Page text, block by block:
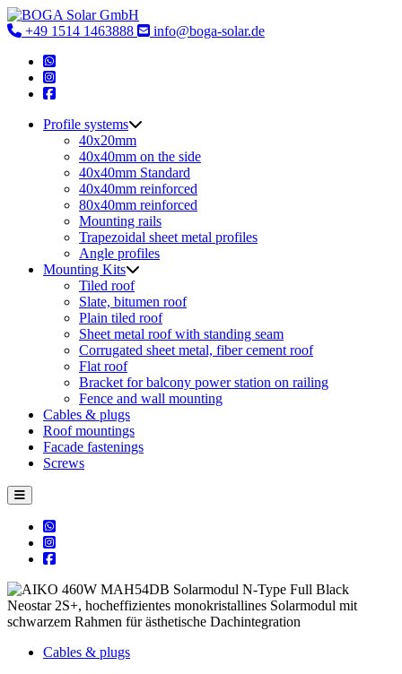
Skip
to +49 1514 1463888 info@boga-solar.de
Profile systems
40x20mm
40x40mm on the side
40x40mm Standard
40x40mm reinforced
80x40mm reinforced
Mounting rails
Trapezoidal sheet metal profiles
Angle profiles
Mounting Kits
Tiled roof
Slate, bitumen roof
Plain tiled roof
Sheet metal roof with standing seam
Corrugated sheet metal, fiber cement roof
Flat roof
Bracket for balcony power station on railing
Fence and wall mounting
Cables & plugs
Roof mountings
Facade fastenings
Screws
Cables & plugs